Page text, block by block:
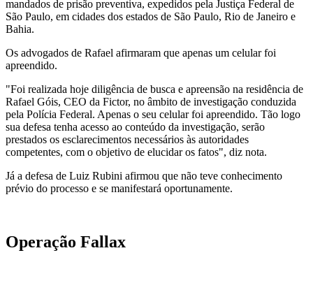
mandados de prisão preventiva, expedidos pela Justiça Federal de
São Paulo, em cidades dos estados de São Paulo, Rio de Janeiro e
Bahia.
Os advogados de Rafael afirmaram que apenas um celular foi
apreendido.
"Foi realizada hoje diligência de busca e apreensão na residência de
Rafael Góis, CEO da Fictor, no âmbito de investigação conduzida
pela Polícia Federal. Apenas o seu celular foi apreendido. Tão logo
sua defesa tenha acesso ao conteúdo da investigação, serão
prestados os esclarecimentos necessários às autoridades
competentes, com o objetivo de elucidar os fatos", diz nota.
Já a defesa de Luiz Rubini afirmou que não teve conhecimento
prévio do processo e se manifestará oportunamente.
Operação Fallax